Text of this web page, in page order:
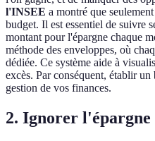
l'INSEE a montré que
budget. Il est essentiel de suivre
montant pour l'épargne chaque
méthode des enveloppes, où
dédiée. Ce système aide à
excès. Par conséquent, établir
gestion de vos finances.
2. Ignorer l'épargne